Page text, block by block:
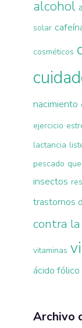
alcohol
solar
cosméticos
nacimiento
ejercicio
lactancia
pescado
insectos
trastornos
contra
vitaminas
ácido fólico
Archivo